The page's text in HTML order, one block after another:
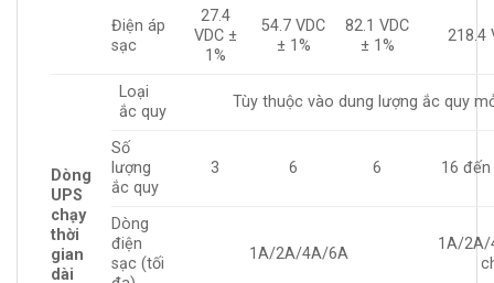
Điện áp
sạc
27.4
VDC ±
1%
54.7 VDC
± 1%
82.1 VDC
± 1%
218.4
Dòng
UPS
chạy
thời
gian
dài
Loại
ắc quy
Tùy thuộc vào dung lượng ắc quy
Số
lượng
ắc quy
3 6 6 16
Dòng
điện
sạc (tối
1A/2A/4A/6A
1A/2A/